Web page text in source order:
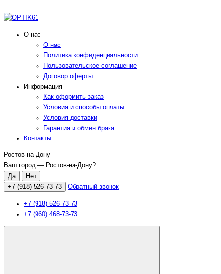
О нас
О нас
Политика конфиденциальности
Пользовательское соглашение
Договор оферты
Информация
Как оформить заказ
Условия и способы оплаты
Условия доставки
Гарантия и обмен брака
Контакты
Ростов-на-Дону
Ваш город — Ростов-на-Дону?
+7 (918) 526-73-73 Обратный звонок
+7 (918) 526-73-73
+7 (960) 468-73-73